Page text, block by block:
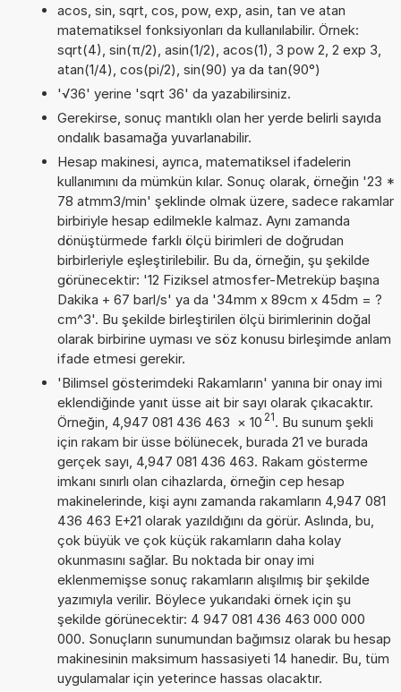
acos, sin, sqrt, cos, pow, exp, asin, tan ve atan
matematiksel fonksiyonları da kullanılabilir. Örnek:
sqrt(4), sin(π/2), asin(1/2), acos(1), 3 pow 2, 2 exp 3,
atan(1/4), cos(pi/2), sin(90) ya da tan(90°)
'√36' yerine 'sqrt 36' da yazabilirsiniz.
Gerekirse, sonuç mantıklı olan her yerde belirli sayıda
ondalık basamağa yuvarlanabilir.
Hesap makinesi, ayrıca, matematiksel ifadelerin
kullanımını da mümkün kılar. Sonuç olarak, örneğin '23 *
78 atmm3/min' şeklinde olmak üzere, sadece rakamlar
birbiriyle hesap edilmekle kalmaz. Aynı zamanda
dönüştürmede farklı ölçü birimleri de doğrudan
birbirleriyle eşleştirilebilir. Bu da, örneğin, şu şekilde
görünecektir: '12 Fiziksel atmosfer-Metreküp başına
Dakika + 67 barl/s' ya da '34mm x 89cm x 45dm = ?
cm^3'. Bu şekilde birleştirilen ölçü birimlerinin doğal
olarak birbirine uyması ve söz konusu birleşimde anlam
ifade etmesi gerekir.
'Bilimsel gösterimdeki Rakamların' yanına bir onay imi
eklendiğinde yanıt üsse ait bir sayı olarak çıkacaktır.
Örneğin, 4,947 081 436 463 × 10 21. Bu sunum şekli
için rakam bir üsse bölünecek, burada 21 ve burada
gerçek sayı, 4,947 081 436 463. Rakam gösterme
imkanı sınırlı olan cihazlarda, örneğin cep hesap
makinelerinde, kişi aynı zamanda rakamların 4,947 081
436 463 E+21 olarak yazıldığını da görür. Aslında, bu,
çok büyük ve çok küçük rakamların daha kolay
okunmasını sağlar. Bu noktada bir onay imi
eklenmemişse sonuç rakamların alışılmış bir şekilde
yazımıyla verilir. Böylece yukarıdaki örnek için şu
şekilde görünecektir: 4 947 081 436 463 000 000
000. Sonuçların sunumundan bağımsız olarak bu hesap
makinesinin maksimum hassasiyeti 14 hanedir. Bu, tüm
uygulamalar için yeterince hassas olacaktır.